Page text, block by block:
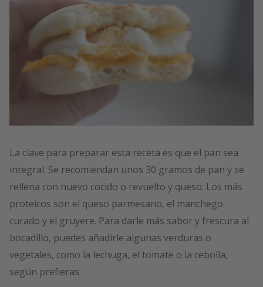
La clave para preparar esta receta es que el pan sea
integral. Se recomiendan unos 30 gramos de pan y se
rellena con huevo cocido o revuelto y queso. Los más
proteicos son el queso parmesano, el manchego
curado y el gruyere. Para darle más sabor y frescura al
bocadillo, puedes añadirle algunas verduras o
vegetales, como la lechuga, el tomate o la cebolla,
según prefieras.